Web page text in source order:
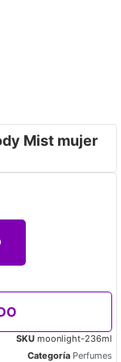
Mist mujer
SKU moonlight-236ml
Categoría Perfumes